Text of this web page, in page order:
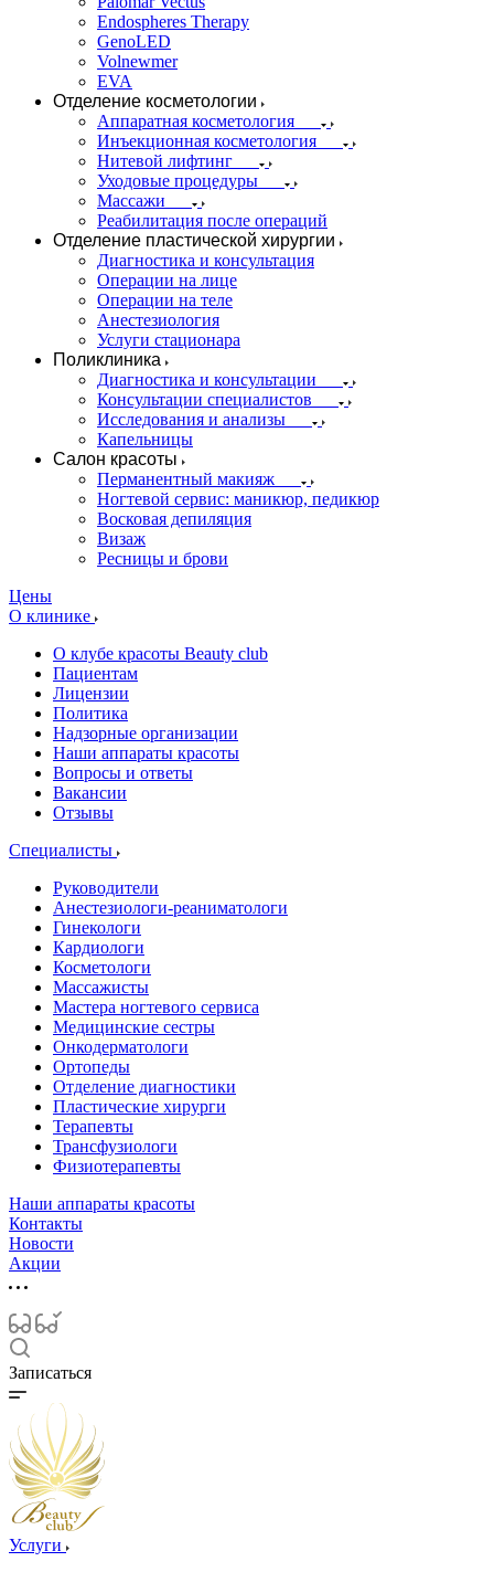
Endospheres Therapy
GenoLED
Volnewmer
EVA
Отделение косметологии
Аппаратная косметология
Инъекционная косметология
Нитевой лифтинг
Уходовые процедуры
Массажи
Реабилитация после операций
Отделение пластической хирургии
Диагностика и консультация
Операции на лице
Операции на теле
Анестезиология
Услуги стационара
Поликлиника
Диагностика и консультации
Консультации специалистов
Исследования и анализы
Капельницы
Салон красоты
Перманентный макияж
Ногтевой сервис: маникюр, педикюр
Восковая депиляция
Визаж
Ресницы и брови
Цены
О клинике
О клубе красоты Beauty club
Пациентам
Лицензии
Политика
Надзорные организации
Наши аппараты красоты
Вопросы и ответы
Вакансии
Отзывы
Специалисты
Руководители
Анестезиологи-реаниматологи
Гинекологи
Кардиологи
Косметологи
Массажисты
Мастера ногтевого сервиса
Медицинские сестры
Онкодерматологи
Ортопеды
Отделение диагностики
Пластические хирурги
Терапевты
Трансфузиологи
Физиотерапевты
Наши аппараты красоты
Контакты
Новости
Акции
Записаться
Услуги